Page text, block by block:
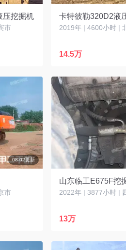
压挖掘机
市
卡特彼勒320D2液
2019年 | 4600小时 |
14.5万
08-02更新
市
山东临工E675F挖
13万